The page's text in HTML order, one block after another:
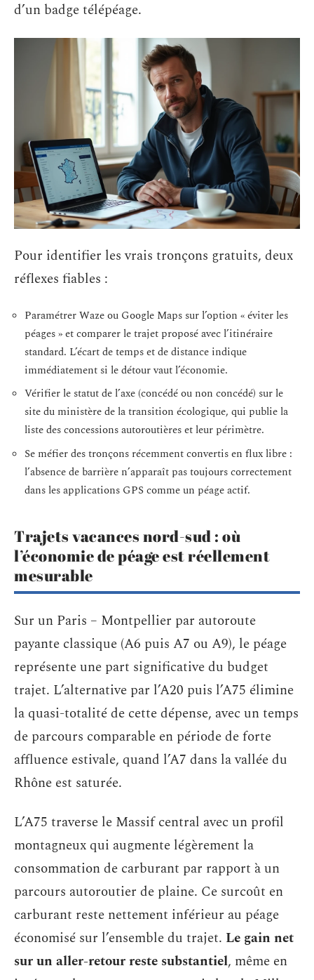
d’un badge télépéage.
Pour identifier les vrais tronçons gratuits, deux
réflexes fiables :
Paramétrer Waze ou Google Maps sur l’option « éviter les
péages » et comparer le trajet proposé avec l’itinéraire
standard. L’écart de temps et de distance indique
immédiatement si le détour vaut l’économie.
Vérifier le statut de l’axe (concédé ou non concédé) sur le
site du ministère de la transition écologique, qui publie la
liste des concessions autoroutières et leur périmètre.
Se méfier des tronçons récemment convertis en flux libre :
l’absence de barrière n’apparaît pas toujours correctement
dans les applications GPS comme un péage actif.
Trajets vacances nord-sud : où
l’économie de péage est réellement
mesurable
Sur un Paris – Montpellier par autoroute
payante classique (A6 puis A7 ou A9), le péage
représente une part significative du budget
trajet. L’alternative par l’A20 puis l’A75 élimine
la quasi-totalité de cette dépense, avec un temps
de parcours comparable en période de forte
affluence estivale, quand l’A7 dans la vallée du
Rhône est saturée.
L’A75 traverse le Massif central avec un profil
montagneux qui augmente légèrement la
consommation de carburant par rapport à un
parcours autoroutier de plaine. Ce surcoût en
carburant reste nettement inférieur au péage
économisé sur l’ensemble du trajet. Le gain net
sur un aller-retour reste substantiel, même en